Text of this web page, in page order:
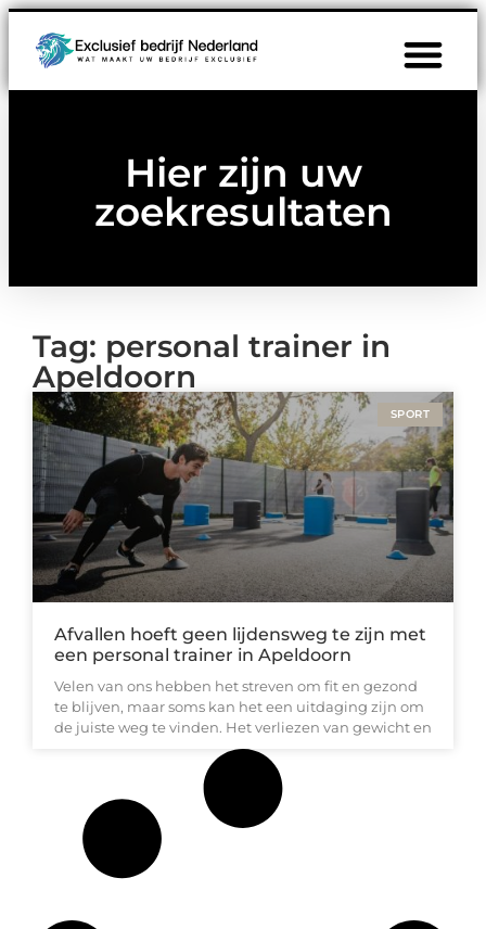
Hier zijn uw
zoekresultaten
Tag: personal trainer in
Apeldoorn
SPORT
Afvallen hoeft geen lijdensweg te zijn met
een personal trainer in Apeldoorn
Velen van ons hebben het streven om fit en gezond
te blijven, maar soms kan het een uitdaging zijn om
de juiste weg te vinden. Het verliezen van gewicht en